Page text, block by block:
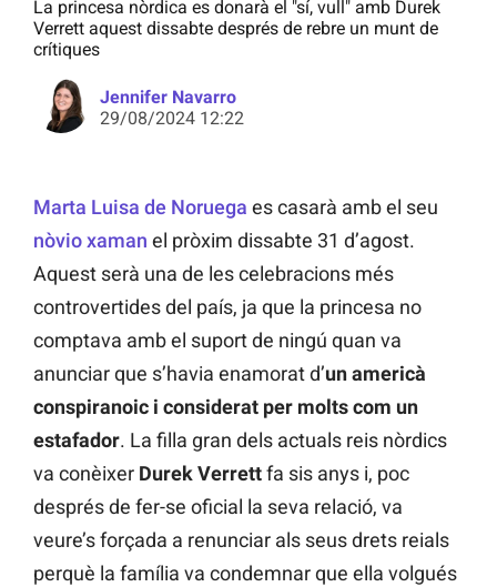
La princesa nòrdica es donarà el "sí, vull" amb Durek
Verrett aquest dissabte després de rebre un munt de
crítiques
Jennifer Navarro
29/08/2024 12:22
Marta Luisa de Noruega es casarà amb el seu
nòvio xaman el pròxim dissabte 31 d’agost.
Aquest serà una de les celebracions més
controvertides del país, ja que la princesa no
comptava amb el suport de ningú quan va
anunciar que s’havia enamorat d’un americà
conspiranoic i considerat per molts com un
estafador. La filla gran dels actuals reis nòrdics
va conèixer Durek Verrettfa sis anys i, poc
després de fer-se oficial la seva relació, va
veure’s forçada a renunciar als seus drets reials
perquè la família va condemnar que ella volgués